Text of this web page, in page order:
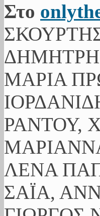
Στο
ΜΑΡΙΑ
ΡΑΝΤΟΥ,
ΛΕΝΑ
ΣΑΪΑ,